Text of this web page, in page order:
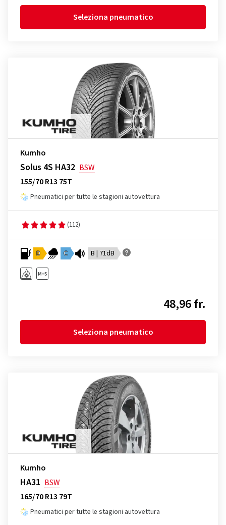
Seleziona pneumatico
Kumho
Solus 4S HA32 BSW
155/70 R13 75T
Pneumatici per tutte le stagioni autovettura
(112)
D C B | 71dB
48,96 fr.
Seleziona pneumatico
Kumho
HA31 BSW
165/70 R13 79T
Pneumatici per tutte le stagioni autovettura